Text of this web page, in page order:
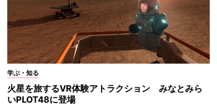
学ぶ・知る
火星を旅するVR体験アトラクション みなとみら
いPLOT48に登場